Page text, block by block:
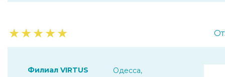
★★★★★
Филиал VIRTUS
Одесса,